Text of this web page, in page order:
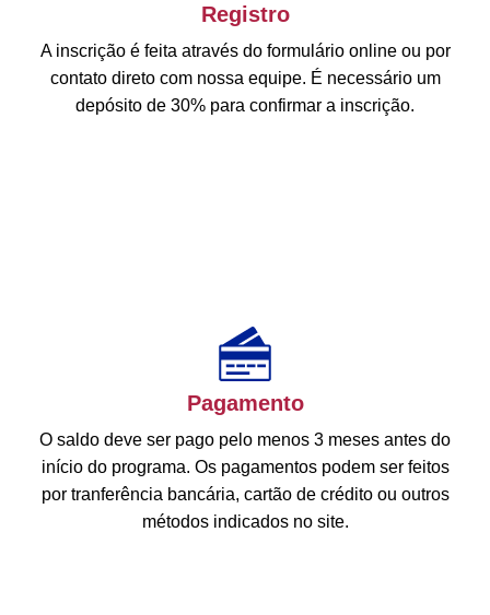
Registro
A inscrição é feita através do formulário online ou por
contato direto com nossa equipe. É necessário um
depósito de 30% para confirmar a inscrição.
Pagamento
O saldo deve ser pago pelo menos 3 meses antes do
início do programa. Os pagamentos podem ser feitos
por tranferência bancária, cartão de crédito ou outros
métodos indicados no site.